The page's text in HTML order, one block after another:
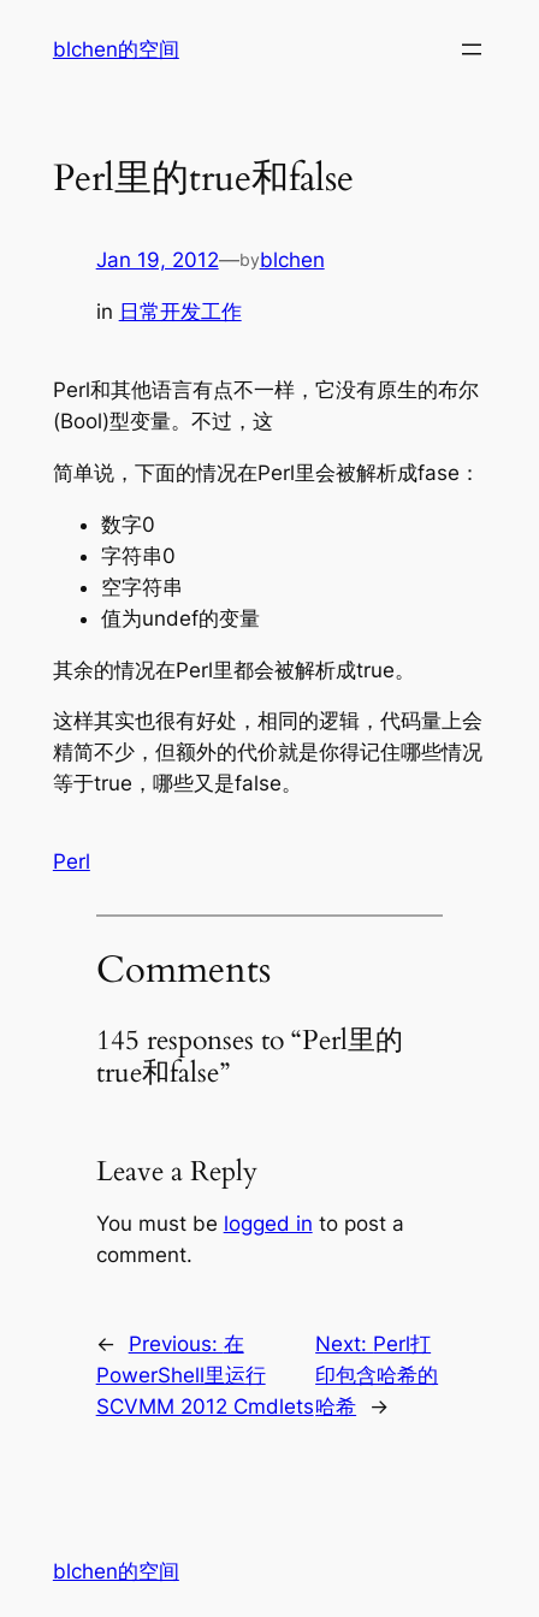
blchen的空间
Perl里的true和false
Jan 19, 2012—byblchen
in 日常开发工作
Perl和其他语言有点不一样，它没有原生的布尔
(Bool)型变量。不过，这
简单说，下面的情况在Perl里会被解析成fase：
数字0
字符串0
空字符串
值为undef的变量
其余的情况在Perl里都会被解析成true。
这样其实也很有好处，相同的逻辑，代码量上会
精简不少，但额外的代价就是你得记住哪些情况
等于true，哪些又是false。
Perl
Comments
145 responses to “Perl里的
true和false”
Leave a Reply
You must be logged in to post a
comment.
← Previous: 在
PowerShell里运行
SCVMM 2012 Cmdlets
Next: Perl打
印包含哈希的
哈希
→
blchen的空间